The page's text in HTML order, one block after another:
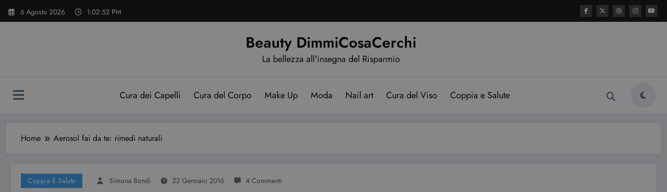
6 Agosto 2026 1:02:53 PM
Beauty DimmiCosaCerchi
La bellezza all'insegna del Risparmio
Cura dei Capelli Cura del Corpo Make Up Moda Nail art Cura del Viso Coppia e Salute
Home Aerosol fai da te: rimedi naturali
Coppia E Salute Simona Bondi 22 Gennaio 2016 4 Commenti